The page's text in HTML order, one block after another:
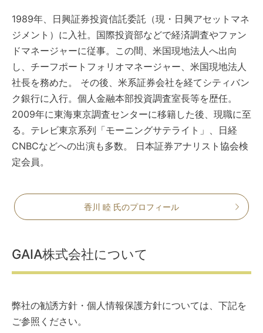
1989年、日興証券投資信託委託（現・日興アセットマネ
ジメント）に入社。国際投資部などで経済調査やファン
ドマネージャーに従事。この間、米国現地法人へ出向
し、チーフポートフォリオマネージャー、米国現地法人
社長を務めた。 その後、米系証券会社を経てシティバン
ク銀行に入行。個人金融本部投資調査室長等を歴任。
2009年に東海東京調査センターに移籍した後、現職に至
る。テレビ東京系列「モーニングサテライト」、日経
CNBCなどへの出演も多数。 日本証券アナリスト協会検
定会員。
香川 睦 氏のプロフィール
GAIA株式会社について
弊社の勧誘方針・個人情報保護方針については、下記を
ご参照ください。